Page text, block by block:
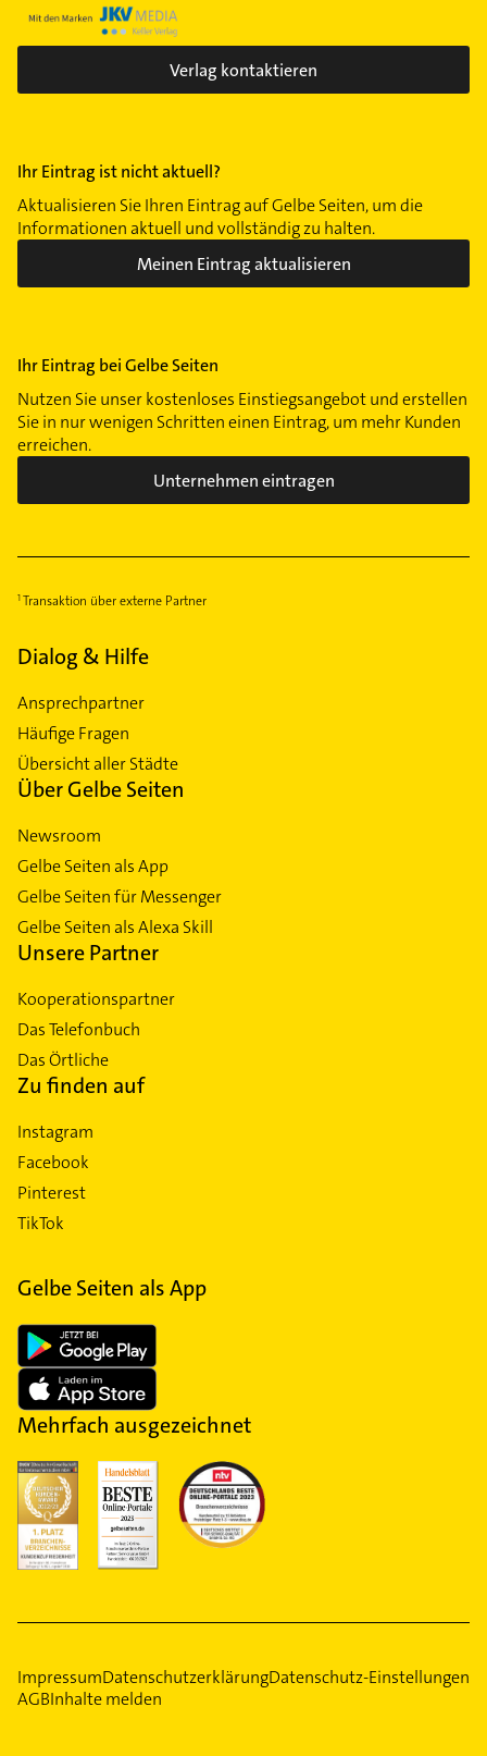
Trudering
Untergiesing
Verlag kontaktieren
Ihr Eintrag ist nicht aktuell?
Aktualisieren Sie Ihren Eintrag auf Gelbe Seiten, um die
Informationen aktuell und vollständig zu halten.
Meinen Eintrag aktualisieren
Ihr Eintrag bei Gelbe Seiten
Nutzen Sie unser kostenloses Einstiegsangebot und erstellen
Sie in nur wenigen Schritten einen Eintrag, um mehr Kunden
erreichen.
Unternehmen eintragen
Transaktion über externe Partner
Dialog & Hilfe
Ansprechpartner
Häufige Fragen
Übersicht aller Städte
Über Gelbe Seiten
Newsroom
Gelbe Seiten als App
Gelbe Seiten für Messenger
Gelbe Seiten als Alexa Skill
Unsere Partner
Kooperationspartner
Das Telefonbuch
Das Örtliche
Zu finden auf
Instagram
Facebook
Pinterest
TikTok
Gelbe Seiten als App
Mehrfach ausgezeichnet
ImpressumDatenschutzerklärungDatenschutz-Einstellungen
AGBInhalte melden